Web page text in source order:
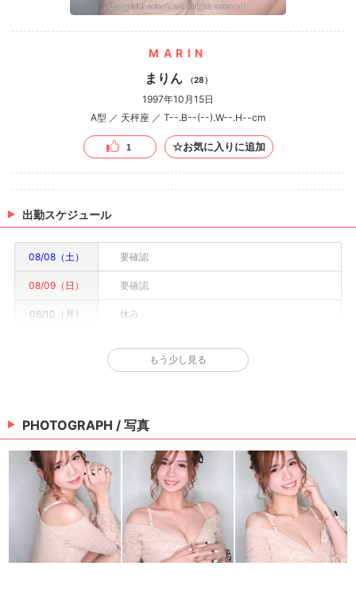
MARIN
まりん （28）
1997年10月15日
A型 ／ 天秤座 ／ T--.B--(--).W--.H--cm
1 ☆お気に入りに追加
出勤スケジュール
08/08（土） 要確認
08/09（日） 要確認
08/10（月） 休み
要確認
08/14（金） 要確認
※情報はあくまで予定でキャストまたは出勤情報は一部です。詳細はお店にお問い合わせく
ださい。
もう少し見る
PHOTOGRAPH / 写真